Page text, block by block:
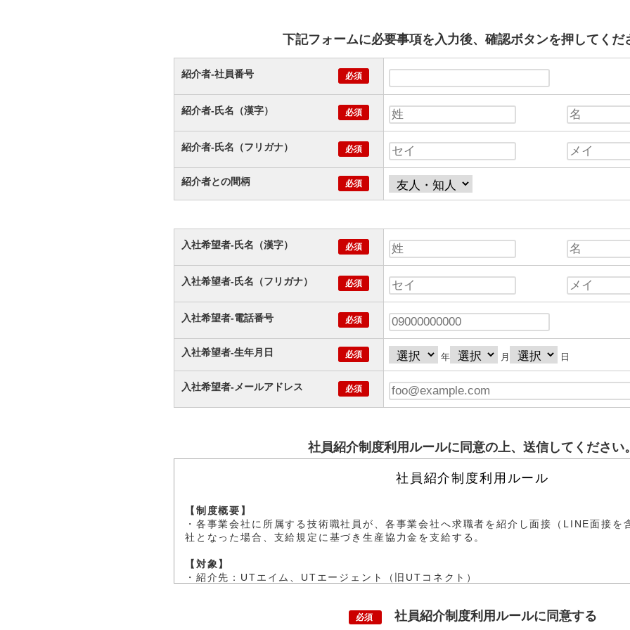
下記フォームに必要事項を入力後、確認ボタンを押してくだ
紹介者-社員番号
紹介者-氏名（漢字）
紹介者-氏名（フリガナ）
紹介者との間柄
入社希望者-氏名（漢字）
入社希望者-氏名（フリガナ）
入社希望者-電話番号
入社希望者-生年月日 年 月 日
入社希望者-メールアドレス
社員紹介制度利用ルールに同意の上、送信してください
社員紹介制度利用ルール
【制度概要】
・各事業会社に所属する技術職社員が、各事業会社へ求職者を紹介し面接（LINE面接を
社となった場合、支給規定に基づき生産協力金を支給する。
【対象】
・紹介先：UTエイム、UTエージェント（旧UTコネクト）
必須 社員紹介制度利用ルールに同意する